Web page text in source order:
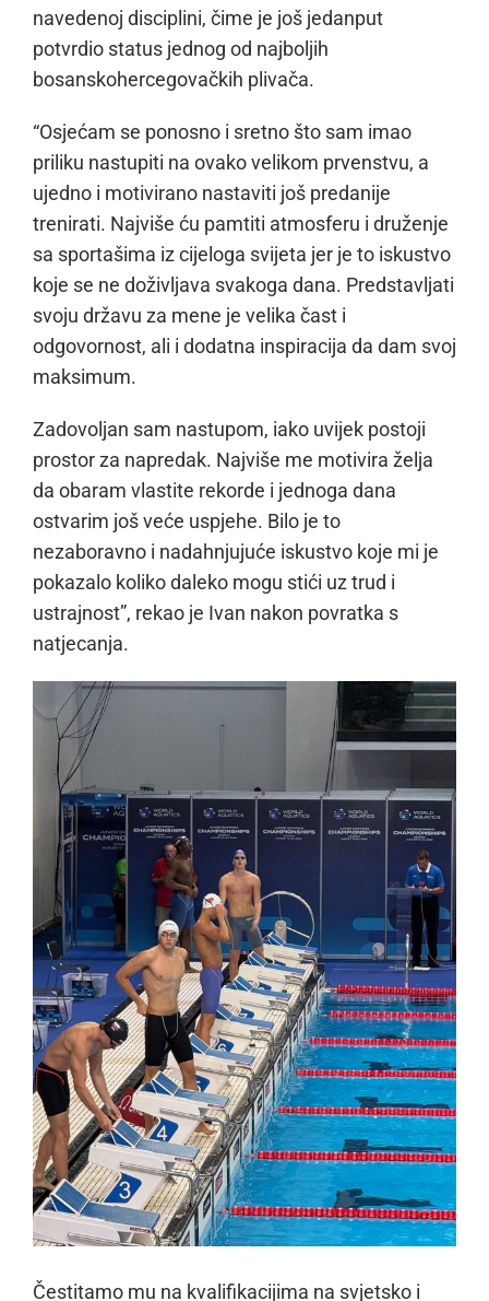
navedenoj disciplini, čime je još jedanput
potvrdio status jednog od najboljih
bosanskohercegovačkih plivača.
“Osjećam se ponosno i sretno što sam imao
priliku nastupiti na ovako velikom prvenstvu, a
ujedno i motivirano nastaviti još predanije
trenirati. Najviše ću pamtiti atmosferu i druženje
sa sportašima iz cijeloga svijeta jer je to iskustvo
koje se ne doživljava svakoga dana. Predstavljati
svoju državu za mene je velika čast i
odgovornost, ali i dodatna inspiracija da dam svoj
maksimum.
Zadovoljan sam nastupom, iako uvijek postoji
prostor za napredak. Najviše me motivira želja
da obaram vlastite rekorde i jednoga dana
ostvarim još veće uspjehe. Bilo je to
nezaboravno i nadahnjujuće iskustvo koje mi je
pokazalo koliko daleko mogu stići uz trud i
ustrajnost”, rekao je Ivan nakon povratka s
natjecanja.
Čestitamo mu na kvalifikacijima na svjetsko i